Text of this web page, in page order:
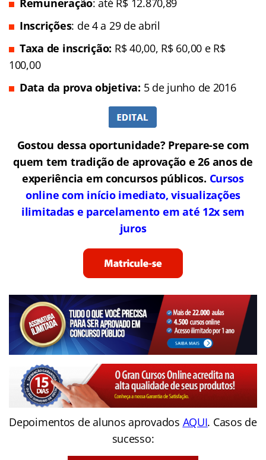
Remuneração: até R$ 12.870,89
Inscrições: de 4 a 29 de abril
Taxa de inscrição: R$ 40,00, R$ 60,00 e R$
100,00
Data da prova objetiva: 5 de junho de 2016
Gostou dessa oportunidade? Prepare-se com
quem tem tradição de aprovação e 26 anos de
experiência em concursos públicos. Cursos
online com início imediato, visualizações
ilimitadas e parcelamento em até 12x sem
juros
Depoimentos de alunos aprovados AQUI. Casos de
sucesso: